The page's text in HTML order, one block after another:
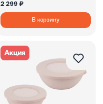
2 299 ₽
В корзину
Акция